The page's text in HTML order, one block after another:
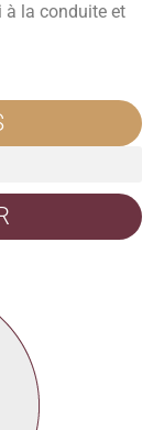
à la conduite et